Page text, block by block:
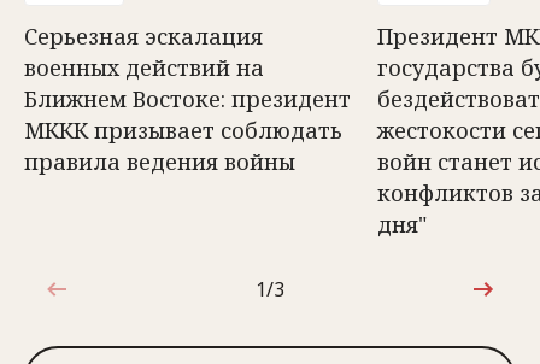
Серьезная эскалация
военных действий на
Ближнем Востоке: президент
МККК призывает соблюдать
правила ведения войны
Президент
государства
жестокости
войн станет
конфликтов
дня"
1 из 3
1/3